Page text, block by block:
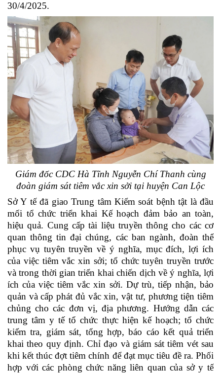
30/4/2025.
Giám đốc CDC Hà Tĩnh Nguyễn Chí Thanh cùng
đoàn giám sát tiêm vắc xin sởi tại huyện Can Lộc
Sở Y tế đã giao Trung tâm Kiểm soát bệnh tật là đầu
mối tổ chức triển khai Kế hoạch đảm bảo an toàn,
hiệu quả. Cung cấp tài liệu truyền thông cho các cơ
quan thông tin đại chúng, các ban ngành, đoàn thể
phục vụ tuyên truyền về ý nghĩa, mục đích, lợi ích
của việc tiêm vắc xin sởi; tổ chức tuyên truyền trước
và trong thời gian triển khai chiến dịch về ý nghĩa, lợi
ích của việc tiêm vắc xin sởi. Dự trù, tiếp nhận, bảo
quản và cấp phát đủ vắc xin, vật tư, phương tiện tiêm
chủng cho các đơn vị, địa phương. Hướng dẫn các
trung tâm y tế tổ chức thực hiện kế hoạch; tổ chức
kiểm tra, giám sát, tổng hợp, báo cáo kết quả triển
khai theo quy định. Chỉ đạo và giám sát tiêm vét sau
khi kết thúc đợt tiêm chính để đạt mục tiêu đề ra. Phối
hợp với các phòng chức năng liên quan của sở y tế